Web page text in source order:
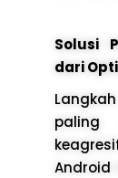
Solusi
dari
paling
Android